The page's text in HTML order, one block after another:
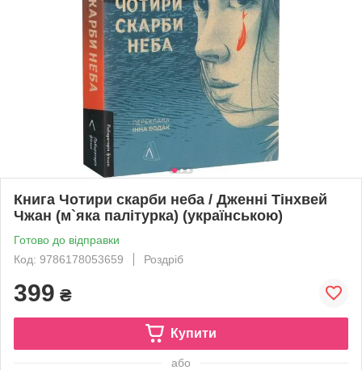
Книга Чотири скарби неба / Дженні Тінхвей
Чжан (м`яка палітурка) (українською)
Готово до відправки
Код: 9786178053659
Роздріб
399 ₴
Купити
або